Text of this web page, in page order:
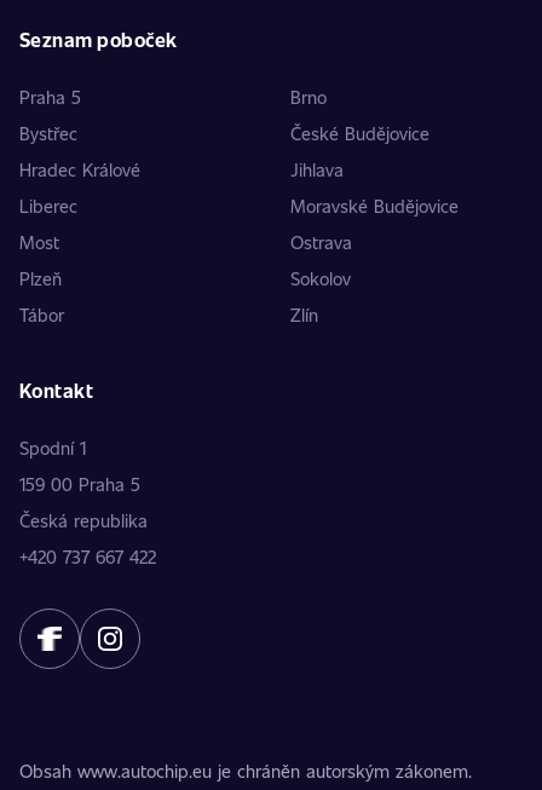
Seznam poboček
Praha 5
Brno
Bystřec
České Budějovice
Hradec Králové
Jihlava
Liberec
Moravské Budějovice
Most
Ostrava
Plzeň
Sokolov
Tábor
Zlín
Kontakt
Spodní 1
159 00 Praha 5
Česká republika
+420 737 667 422
Obsah www.autochip.eu je chráněn autorským zákonem.